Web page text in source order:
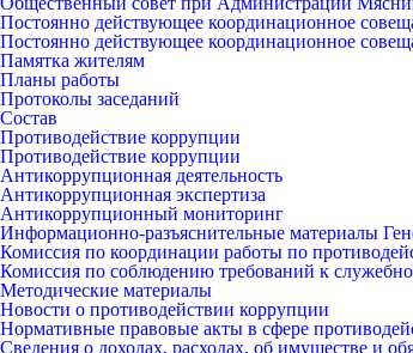
Постоянно действующее координационное
Постоянно действующее координационное
Памятка жителям
Планы работы
Протоколы заседаний
Состав
Противодействие коррупции
Противодействие коррупции
Антикоррупционная деятельность
Антикоррупционная экспертиза
Антикоррупционный мониторинг
Информационно-разъяснительные материалы
Комиссия по координации работы по
Комиссия по соблюдению требований к
Методические материалы
Новости о противодействии коррупции
Нормативные правовые акты в сфере
Сведения о доходах, расходах, об имуществе и